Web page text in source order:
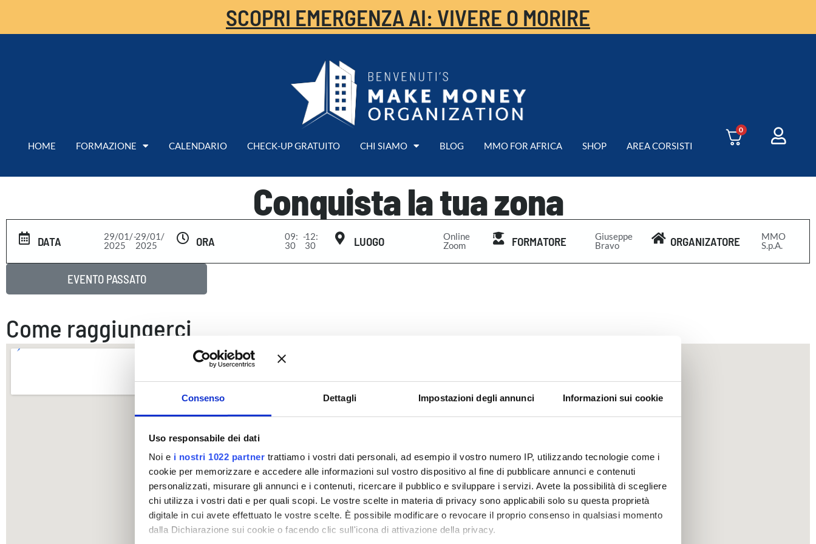
Consenso Dettagli Impostazioni degli annunci Informazioni sui cookie
Uso responsabile dei dati
Noi e i nostri 1022 partner trattiamo i vostri dati personali, ad esempio il vostro numero IP, utilizzando tecnologie come i
cookie per memorizzare e accedere alle informazioni sul vostro dispositivo al fine di pubblicare annunci e contenuti
personalizzati, misurare gli annunci e i contenuti, ricercare il pubblico e sviluppare i servizi. Avete la possibilità di scegliere
chi utilizza i vostri dati e per quali scopi. Le vostre scelte in materia di privacy sono applicabili solo su questa proprietà
digitale in cui avete effettuato le vostre scelte. È possibile modificare o revocare il proprio consenso in qualsiasi momento
dalla Dichiarazione sui cookie o facendo clic sull'icona di attivazione della privacy.
SCOPRI EMERGENZA AI: VIVERE O MORIRE
HOME FORMAZIONE CALENDARIO CHECK-UP GRATUITO CHI SIAMO BLOG MMO FOR AFRICA SHOP AREA CORSISTI
0
Conquista la tua zona
DATA
29/01/
2025
-29/01/
2025
ORA
09:
30
-12:
30
LUOGO
Online
Zoom
FORMATORE
Giuseppe
Bravo
ORGANIZATORE
MMO
S.p.A.
EVENTO PASSATO
Come raggiungerci